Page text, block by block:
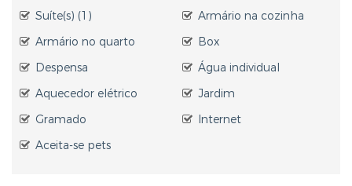
Suíte(s) (1)
Armário na cozinha
Armário no quarto
Box
Despensa
Água individual
Aquecedor elétrico
Jardim
Gramado
Internet
Aceita-se pets